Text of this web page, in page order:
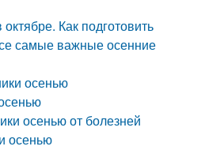
Как подготовить
самые важные осенние
осенью
осенью от болезней
осенью